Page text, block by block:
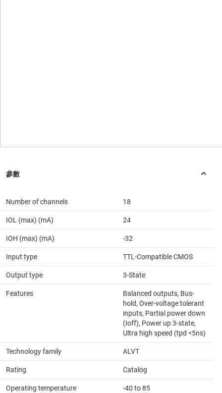
Number of channels 18
IOL (max) (mA) 24
IOH (max) (mA) -32
Input type TTL-Compatible CMOS
Output type 3-State
Features
Balanced outputs, Bus-
hold, Over-voltage tolerant
inputs, Partial power down
(Ioff), Power up 3-state,
Ultra high speed (tpd <5ns)
Technology family ALVT
Rating Catalog
Operating temperature
-40 to 85